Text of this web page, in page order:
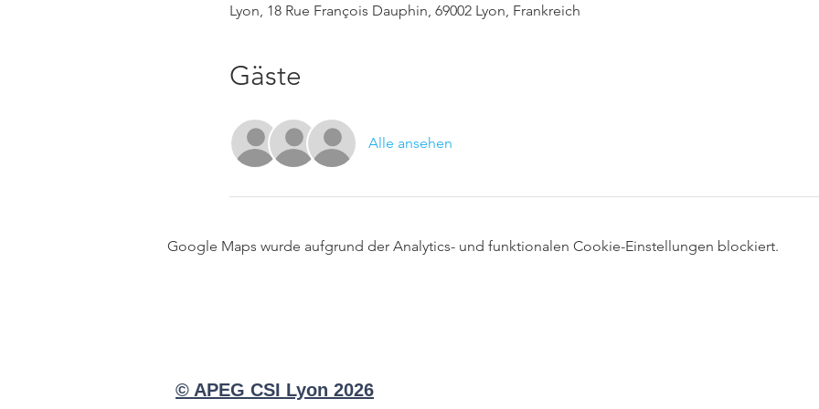
Lyon, 18 Rue François Dauphin, 69002 Lyon, Frankreich
Gäste
Alle ansehen
Google Maps wurde aufgrund der Analytics- und funktionalen Cookie-Einstellungen blockiert.
© APEG CSI Lyon 2026